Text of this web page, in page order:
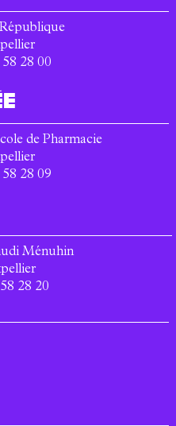
28 00
de Pharmacie
28 09
Ménuhin
28 20